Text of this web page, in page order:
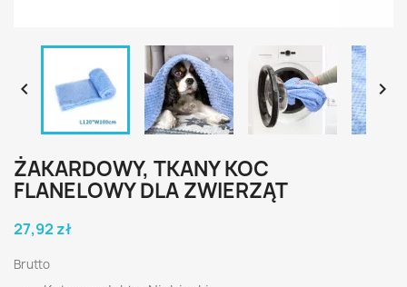
 
ŻAKARDOWY, TKANY KOC
FLANELOWY DLA ZWIERZĄT
27,92 zł
Brutto